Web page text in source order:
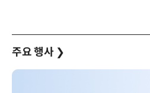
주요 행사 ❯